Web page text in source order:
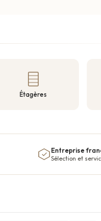
Étagères
Entreprise
Sélection et